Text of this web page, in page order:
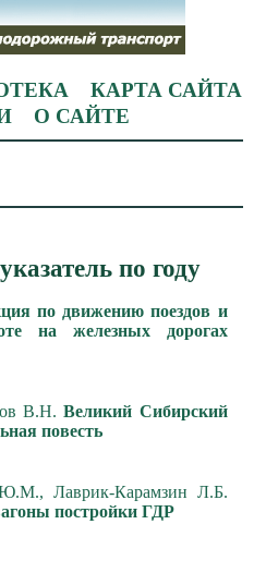
КАРТА САЙТА
О САЙТЕ
по году
по движению поездов и
на железных дорогах
В.Н.Великий Сибирский
повесть
Лаврик-Карамзин Л.Б.
постройки ГДР